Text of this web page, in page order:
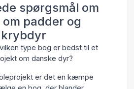
spørgsmål om
padder og
krybdyr
type bog er bedst til et
om danske dyr?
er det en kæmpe